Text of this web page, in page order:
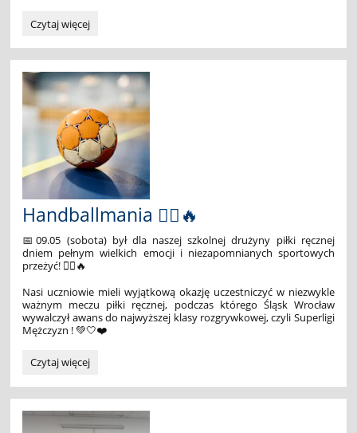
Z
w
Prewencji
Policji
we
Wrocławiu
Czytaj więcej
Handballmania 🤾‍♂️🔥
📅09.05 (sobota) był dla naszej szkolnej drużyny piłki ręcznej
dniem pełnym wielkich emocji i niezapomnianych sportowych
przeżyć! 🤾‍♂️🔥
Nasi uczniowie mieli wyjątkową okazję uczestniczyć w niezwykle
ważnym meczu piłki ręcznej, podczas którego Śląsk Wrocław
wywalczył awans do najwyższej klasy rozgrywkowej, czyli Superligi
Mężczyzn ! 💚🤍❤️
Handballmania
🔥:
Czytaj więcej